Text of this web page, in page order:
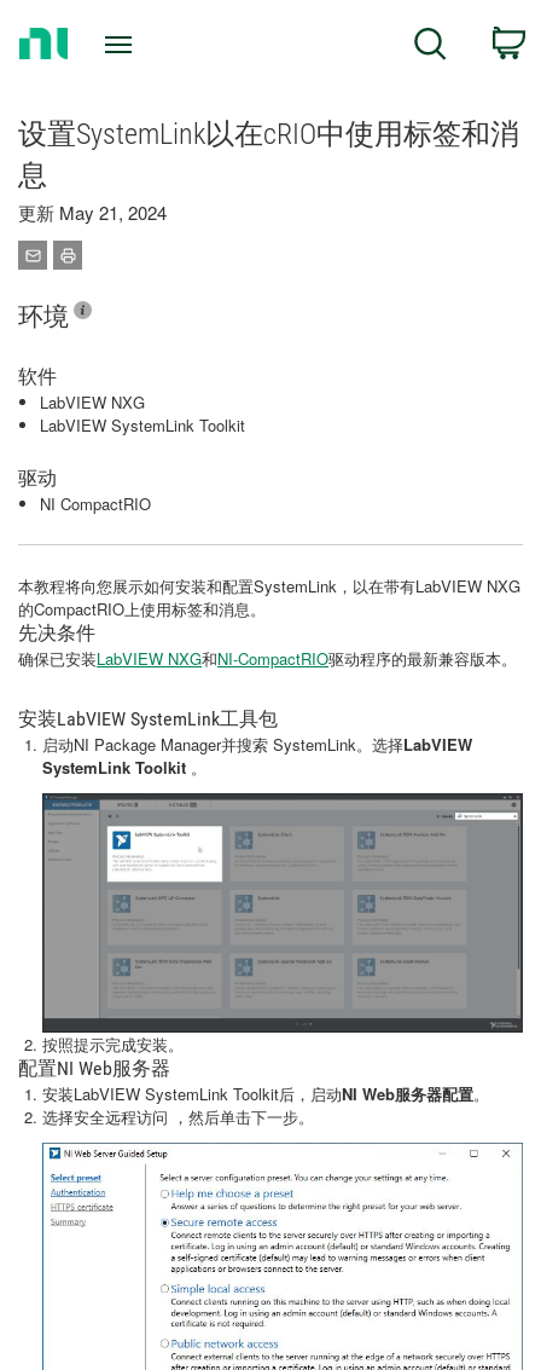
Search
设置SystemLink以在cRIO中使用标签和消
息
更新 May 21, 2024
环境
软件
LabVIEW NXG
LabVIEW SystemLink Toolkit
驱动
NI CompactRIO
本教程将向您展示如何安装和配置SystemLink，以在带有LabVIEW NXG
的CompactRIO上使用标签和消息。
先决条件
确保已安装LabVIEW NXG和NI-CompactRIO驱动程序的最新兼容版本。
安装LabVIEW SystemLink工具包
启动NI Package Manager并搜索 SystemLink。选择LabVIEW
SystemLink Toolkit 。
按照提示完成安装。
配置NI Web服务器
安装LabVIEW SystemLink Toolkit后，启动NI Web服务器配置。
选择安全远程访问 ，然后单击下一步。